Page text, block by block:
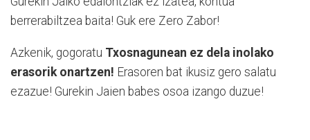
berrerabiltzea baita! Guk ere Zero Zabor!
Azkenik, gogoratu Txosnagunean ez dela inolako
erasorik onartzen! Erasoren bat ikusiz gero salatu
ezazue! Gurekin Jaien babes osoa izango duzue!